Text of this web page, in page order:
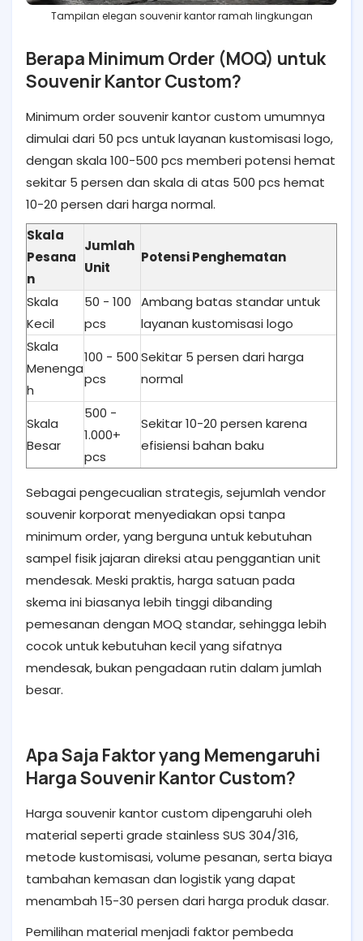
Tampilan elegan souvenir kantor ramah lingkungan
Berapa Minimum Order (MOQ) untuk
Souvenir Kantor Custom?
Minimum order souvenir kantor custom umumnya
dimulai dari 50 pcs untuk layanan kustomisasi logo,
dengan skala 100-500 pcs memberi potensi hemat
sekitar 5 persen dan skala di atas 500 pcs hemat
10-20 persen dari harga normal.
Skala
Pesana
n
Jumlah
Unit
Potensi Penghematan
Skala
Kecil
50 - 100
pcs
Ambang batas standar untuk
layanan kustomisasi logo
Skala
Menenga
h
100 - 500
pcs
Sekitar 5 persen dari harga
normal
Skala
Besar
500 -
1.000+
pcs
Sekitar 10-20 persen karena
efisiensi bahan baku
Sebagai pengecualian strategis, sejumlah vendor
souvenir korporat menyediakan opsi tanpa
minimum order, yang berguna untuk kebutuhan
sampel fisik jajaran direksi atau penggantian unit
mendesak. Meski praktis, harga satuan pada
skema ini biasanya lebih tinggi dibanding
pemesanan dengan MOQ standar, sehingga lebih
cocok untuk kebutuhan kecil yang sifatnya
mendesak, bukan pengadaan rutin dalam jumlah
besar.
Apa Saja Faktor yang Memengaruhi
Harga Souvenir Kantor Custom?
Harga souvenir kantor custom dipengaruhi oleh
material seperti grade stainless SUS 304/316,
metode kustomisasi, volume pesanan, serta biaya
tambahan kemasan dan logistik yang dapat
menambah 15-30 persen dari harga produk dasar.
Pemilihan material menjadi faktor pembeda